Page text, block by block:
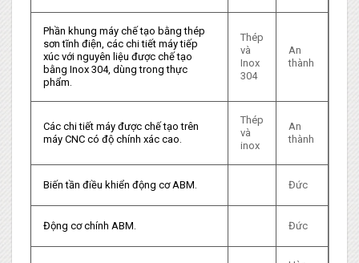
Phần khung máy chế tạo bằng thép
sơn tĩnh điện, các chi tiết máy tiếp
xúc với nguyên liệu được chế tạo
bằng Inox 304, dùng trong thực
phẩm.
Thép
và
Inox
304
An
thành
Các chi tiết máy được chế tạo trên
máy CNC có độ chính xác cao.
Thép
và
inox
An
thành
Biến tần điều khiển động cơ ABM. Đức
Động cơ chính ABM. Đức